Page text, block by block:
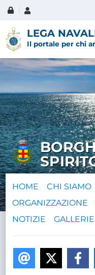
LEGA
Il portale per chi
HOME CHI SIAMO
ORGANIZZAZIONE
NOTIZIE
GALLERIE